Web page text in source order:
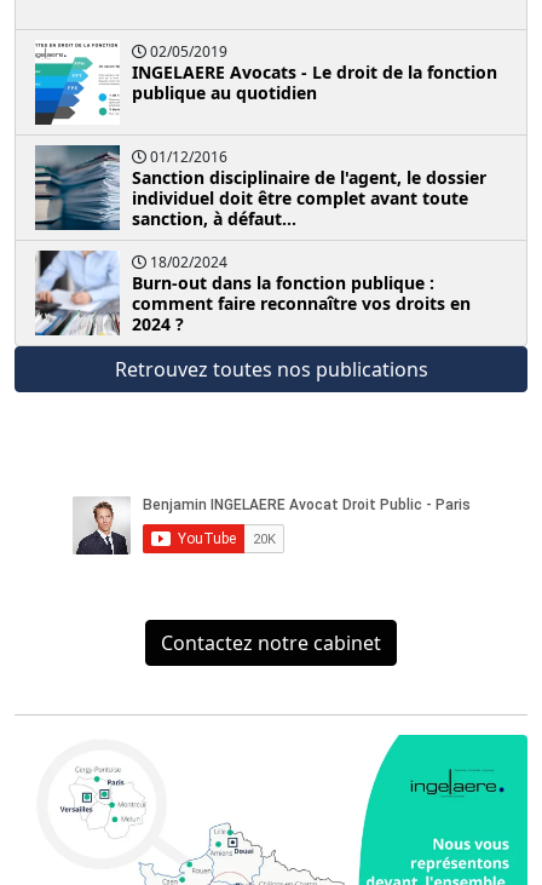
02/05/2019
INGELAERE Avocats - Le droit de la fonction
publique au quotidien
01/12/2016
Sanction disciplinaire de l'agent, le dossier
individuel doit être complet avant toute
sanction, à défaut...
18/02/2024
Burn-out dans la fonction publique :
comment faire reconnaître vos droits en
2024 ?
Retrouvez toutes nos publications
Contactez notre cabinet